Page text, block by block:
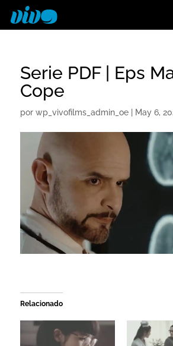
Serie PDF | Eps
Cope
por wp_vivofilms_admin_oe| May 6,
Relacionado